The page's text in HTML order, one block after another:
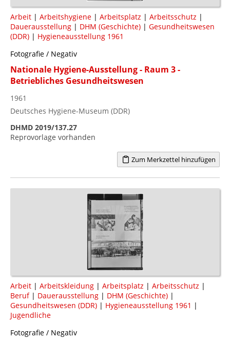
Arbeit | Arbeitshygiene | Arbeitsplatz | Arbeitsschutz |
Dauerausstellung | DHM (Geschichte) | Gesundheitswesen
(DDR) | Hygieneausstellung 1961
Fotografie / Negativ
Nationale Hygiene-Ausstellung - Raum 3 -
Betriebliches Gesundheitswesen
1961
Deutsches Hygiene-Museum (DDR)
DHMD 2019/137.27
Reprovorlage vorhanden
Zum Merkzettel hinzufügen
Arbeit | Arbeitskleidung | Arbeitsplatz | Arbeitsschutz |
Beruf| Dauerausstellung | DHM (Geschichte) |
Gesundheitswesen (DDR) | Hygieneausstellung 1961 |
Jugendliche
Fotografie / Negativ